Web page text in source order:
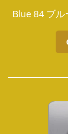
Blue 84 ブル